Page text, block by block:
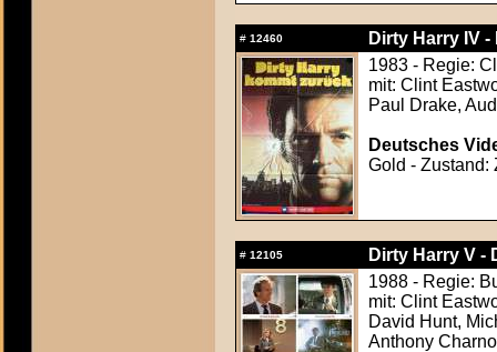
# 12460
Dirty Harry IV
1983 - Regie:
mit: Clint
Paul Drake,
Deutsches
Gold - Zustand:
# 12105
Dirty Harry V -
1988 - Regie:
mit: Clint
David Hunt,
Anthony